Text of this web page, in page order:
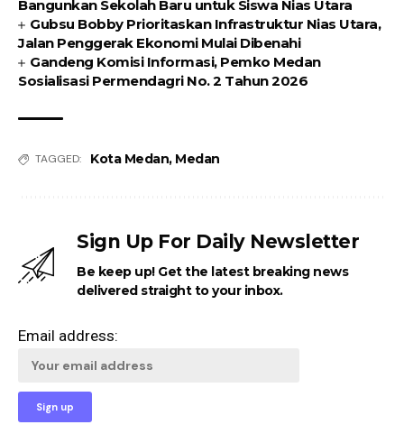
Bangunkan Sekolah Baru untuk Siswa Nias Utara
Gubsu Bobby Prioritaskan Infrastruktur Nias Utara,
Jalan Penggerak Ekonomi Mulai Dibenahi
Gandeng Komisi Informasi, Pemko Medan
Sosialisasi Permendagri No. 2 Tahun 2026
TAGGED: Kota Medan, Medan
Sign Up For Daily Newsletter
Be keep up! Get the latest breaking news
delivered straight to your inbox.
Email address: